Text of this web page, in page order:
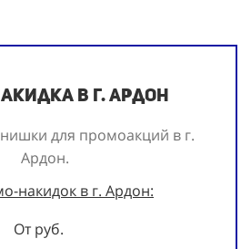
в г. Ардон
для промоакций в г.
Ардон.
накидок в г. Ардон:
От руб.